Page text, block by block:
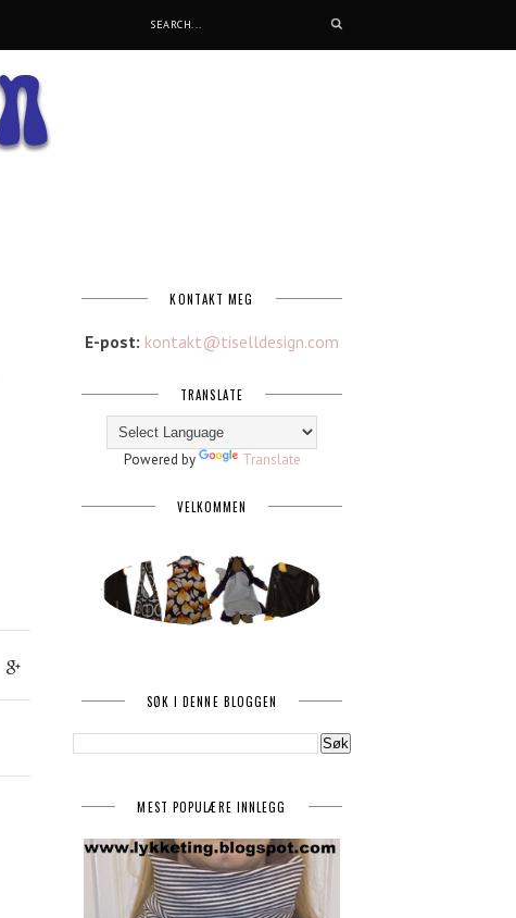
KONTAKT MEG
E-post: kontakt@tiselldesign.com
TRANSLATE
Powered by Translate
VELKOMMEN
SØK I DENNE BLOGGEN
MEST POPULÆRE INNLEGG